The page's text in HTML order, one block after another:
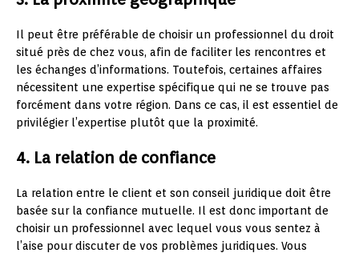
Il peut être préférable de choisir un professionnel du droit
situé près de chez vous, afin de faciliter les rencontres et
les échanges d’informations. Toutefois, certaines affaires
nécessitent une expertise spécifique qui ne se trouve pas
forcément dans votre région. Dans ce cas, il est essentiel de
privilégier l’expertise plutôt que la proximité.
4. La relation de confiance
La relation entre le client et son conseil juridique doit être
basée sur la confiance mutuelle. Il est donc important de
choisir un professionnel avec lequel vous vous sentez à
l’aise pour discuter de vos problèmes juridiques. Vous